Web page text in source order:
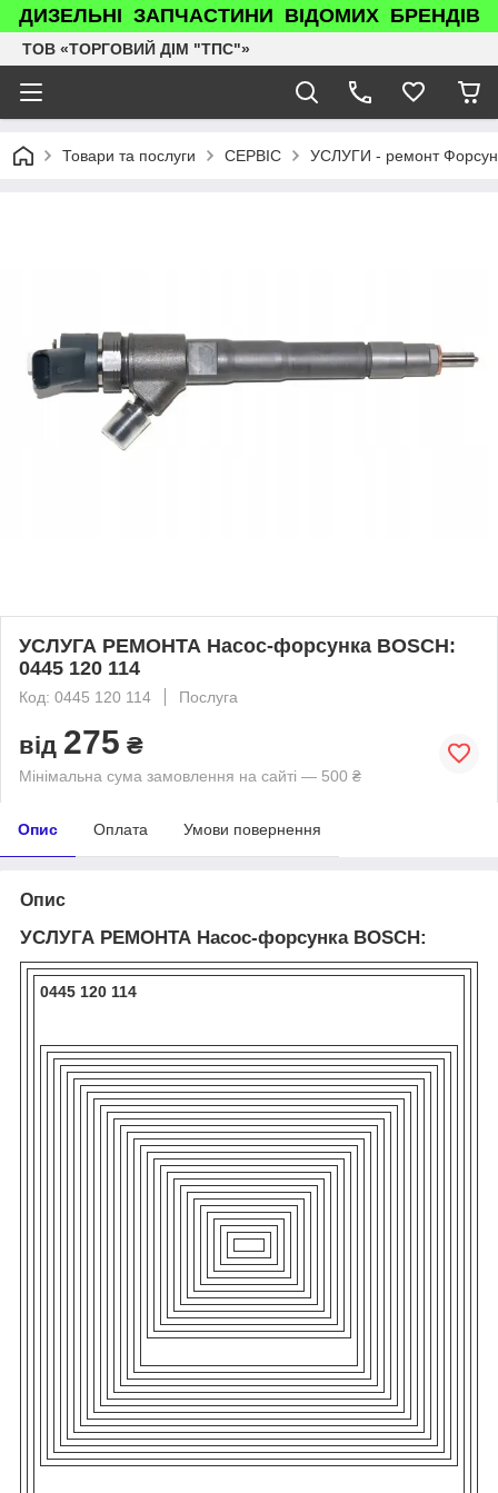
ДИЗЕЛЬНІ ЗАПЧАСТИНИ ВІДОМИХ БРЕНДІВ
ТОВ «ТОРГОВИЙ ДІМ "ТПС"»
Товари та послуги СЕРВІС УСЛУГИ - ремонт
УСЛУГА РЕМОНТА Насос-форсунка BOSCH:
0445 120 114
Код: 0445 120 114 Послуга
від 275 ₴
Мінімальна сума замовлення на сайті — 500 ₴
Опис Оплата Умови повернення
Опис
УСЛУГА РЕМОНТА Насос-форсунка BOSCH:
0445 120 114